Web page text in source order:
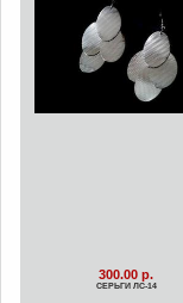
300.00 р.
СЕРЬГИ ЛС-14